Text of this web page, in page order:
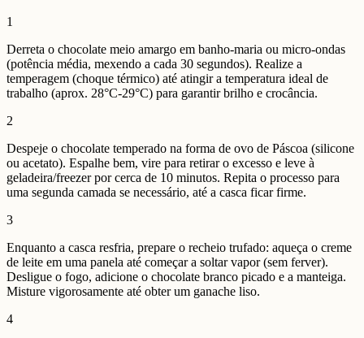
1
Derreta o chocolate meio amargo em banho-maria ou micro-ondas
(potência média, mexendo a cada 30 segundos). Realize a
temperagem (choque térmico) até atingir a temperatura ideal de
trabalho (aprox. 28°C-29°C) para garantir brilho e crocância.
2
Despeje o chocolate temperado na forma de ovo de Páscoa (silicone
ou acetato). Espalhe bem, vire para retirar o excesso e leve à
geladeira/freezer por cerca de 10 minutos. Repita o processo para
uma segunda camada se necessário, até a casca ficar firme.
3
Enquanto a casca resfria, prepare o recheio trufado: aqueça o creme
de leite em uma panela até começar a soltar vapor (sem ferver).
Desligue o fogo, adicione o chocolate branco picado e a manteiga.
Misture vigorosamente até obter um ganache liso.
4